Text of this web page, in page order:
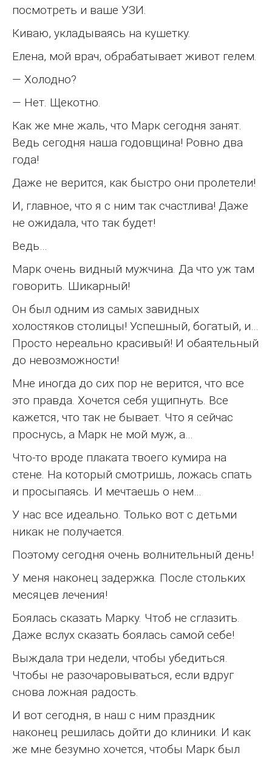
посмотреть и ваше УЗИ.
Киваю, укладываясь на кушетку.
Елена, мой врач, обрабатывает живот гелем.
— Холодно?
— Нет. Щекотно.
Как же мне жаль, что Марк сегодня занят.
Ведь сегодня наша годовщина! Ровно два
года!
Даже не верится, как быстро они пролетели!
И, главное, что я с ним так счастлива! Даже
не ожидала, что так будет!
Ведь…
Марк очень видный мужчина. Да что уж там
говорить. Шикарный!
Он был одним из самых завидных
холостяков столицы! Успешный, богатый, и…
Просто нереально красивый! И обаятельный
до невозможности!
Мне иногда до сих пор не верится, что все
это правда. Хочется себя ущипнуть. Все
кажется, что так не бывает. Что я сейчас
проснусь, а Марк не мой муж, а…
Что-то вроде плаката твоего кумира на
стене. На который смотришь, ложась спать
и просыпаясь. И мечтаешь о нем…
У нас все идеально. Только вот с детьми
никак не получается.
Поэтому сегодня очень волнительный день!
У меня наконец задержка. После стольких
месяцев лечения!
Боялась сказать Марку. Чтоб не сглазить.
Даже вслух сказать боялась самой себе!
Выждала три недели, чтобы убедиться.
Чтобы не разочаровываться, если вдруг
снова ложная радость.
И вот сегодня, в наш с ним праздник
наконец решилась дойти до клиники. И как
же мне безумно хочется, чтобы Марк был